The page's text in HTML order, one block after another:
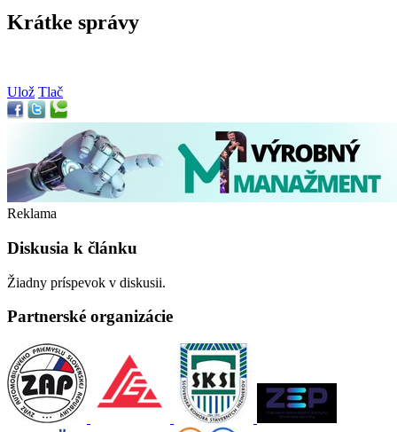
Krátke správy
Ulož Tlač
Reklama
Diskusia k článku
Žiadny príspevok v diskusii.
Partnerské organizácie